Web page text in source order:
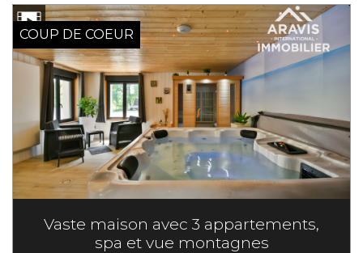
COUP DE COEUR
Vaste maison avec 3 appartements,
spa et vue montagnes